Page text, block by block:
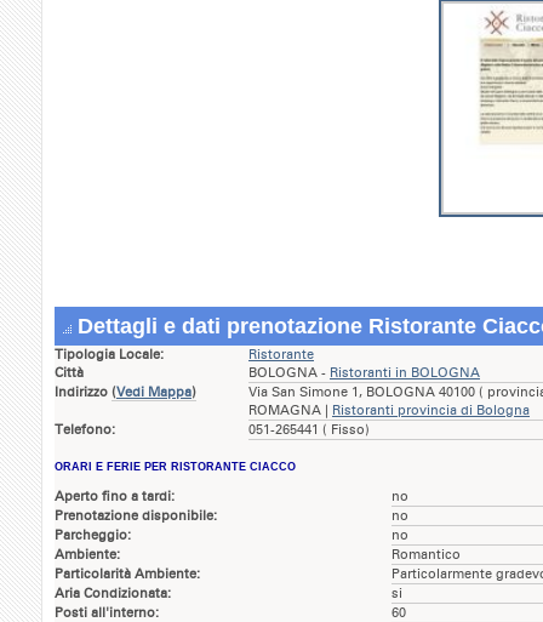
Dettagli e dati prenotazione Ristorante
Tipologia Locale:
Ristorante
Città
BOLOGNA - Ristoranti in BOLOGNA
Indirizzo (Vedi Mappa)
Via San Simone 1, BOLOGNA 40100 (
ROMAGNA | Ristoranti provincia di Bologna
Telefono:
051-265441 ( Fisso)
ORARI E FERIE PER RISTORANTE CIACCO
Aperto fino a tardi:
no
Prenotazione disponibile:
no
Parcheggio:
no
Ambiente:
Romantico
Particolarità Ambiente:
Particolarmente
Aria Condizionata:
si
Posti all'interno:
60